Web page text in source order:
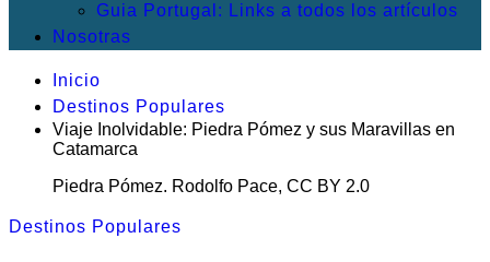
Guia Portugal: Links a todos los artículos
Nosotras
Inicio
Destinos Populares
Viaje Inolvidable: Piedra Pómez y sus Maravillas en
Catamarca
Piedra Pómez. Rodolfo Pace, CC BY 2.0
Destinos Populares